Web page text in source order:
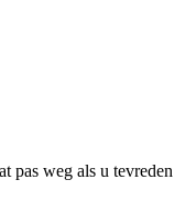
pas weg als u tevreden